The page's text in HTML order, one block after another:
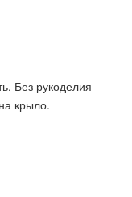
Без рукоделия
крыло.